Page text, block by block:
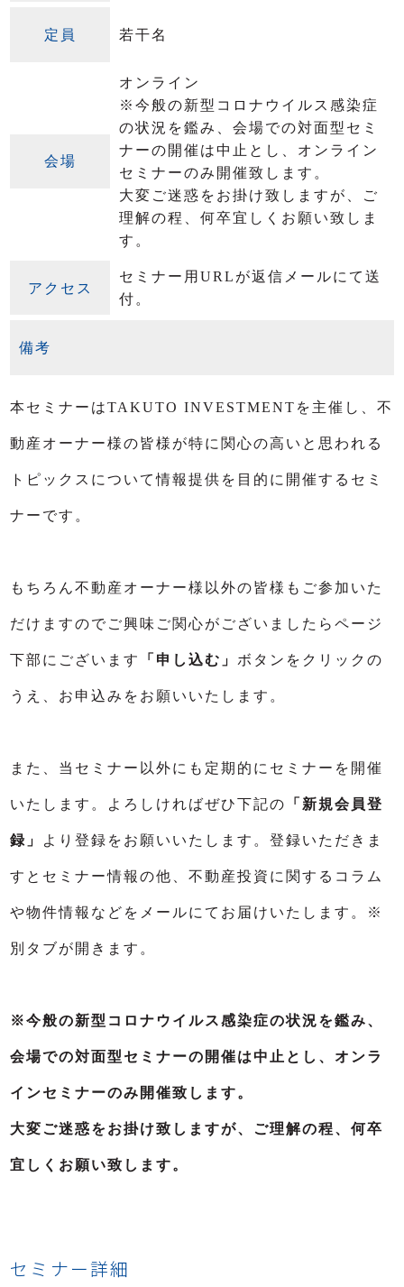
定員 若干名
会場
オンライン
※今般の新型コロナウイルス感染症
の状況を鑑み、会場での対面型セミ
ナーの開催は中止とし、オンライン
セミナーのみ開催致します。
大変ご迷惑をお掛け致しますが、​​​​​​ご
理解の程、何卒宜しくお願い致しま
す。
アクセス
セミナー用URLが返信メールにて送
付。
備考
本セミナーはTAKUTO INVESTMENTを主催し、不
動産オーナー様の皆様が特に関心の高いと思われる
トピックスについて情報提供を目的に開催するセミ
ナーです。
もちろん不動産オーナー様以外の皆様もご参加いた
だけますのでご興味ご関心がございましたらページ
下部にございます 「申し込む」 ボタンをクリックの
うえ、お申込みをお願いいたします。
また、当セミナー以外にも定期的にセミナーを開催
いたします。よろしければぜひ下記の 「新規会員登
録」 より登録をお願いいたします。登録いただきま
すとセミナー情報の他、不動産投資に関するコラム
や物件情報などをメールにてお届けいたします。※
別タブが開きます。
※今般の新型コロナウイルス感染症の状況を鑑み、
会場での対面型セミナーの開催は中止とし、オンラ
インセミナーのみ開催致します。
大変ご迷惑をお掛け致しますが、​​​​​​ご理解の程、何卒
宜しくお願い致します。
セミナー詳細